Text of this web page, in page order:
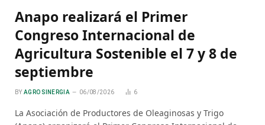
Anapo realizará el Primer
Congreso Internacional de
Agricultura Sostenible el 7 y 8 de
septiembre
BY AGRO SINERGIA 06/08/2026 6
La Asociación de Productores de Oleaginosas y Trigo